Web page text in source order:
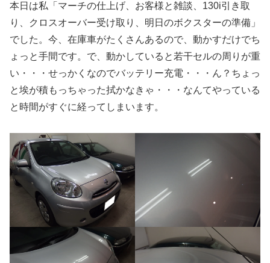
本日は私「マーチの仕上げ、お客様と雑談、130i引き取
り、クロスオーバー受け取り、明日のボクスターの準備」
でした。今、在庫車がたくさんあるので、動かすだけでち
ょっと手間です。で、動かしていると若干セルの周りが重
い・・・せっかくなのでバッテリー充電・・・ん？ちょっ
と埃が積もっちゃった拭かなきゃ・・・なんてやっている
と時間がすぐに経ってしまいます。